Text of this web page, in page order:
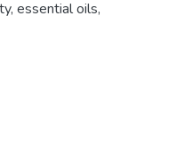
, essential oils,